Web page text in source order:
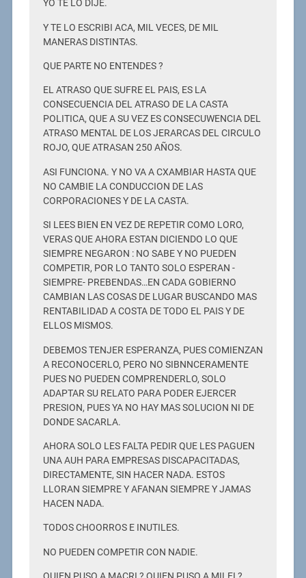
YO TE LO DIJE.
Y TE LO ESCRIBI ACA, MIL VECES, DE MIL
MANERAS DISTINTAS.
QUE PARTE NO ENTENDES ?
EL ATRASO QUE SUFRE EL PAIS, ES LA
CONSECUENCIA DEL ATRASO DE LA CASTA
POLITICA, QUE A SU VEZ ES CONSECUWENCIA DEL
ATRASO MENTAL DE LOS JERARCAS DEL CIRCULO
ROJO, QUE ATRASAN 250 AÑOS.
ASI FUNCIONA. Y NO VA A CXAMBIAR HASTA QUE
NO CAMBIE LA CONDUCCION DE LAS
CORPORACIONES Y DE LA CASTA.
SI LEES BIEN EN VEZ DE REPETIR COMO LORO,
VERAS QUE AHORA ESTAN DICIENDO LO QUE
SIEMPRE NEGARON : NO SABE Y NO PUEDEN
COMPETIR, POR LO TANTO SOLO ESPERAN -
SIEMPRE- PREBENDAS…EN CADA GOBIERNO
CAMBIAN LAS COSAS DE LUGAR BUSCANDO MAS
RENTABILIDAD A COSTA DE TODO EL PAIS Y DE
ELLOS MISMOS.
DEBEMOS TENJER ESPERANZA, PUES COMIENZAN
A RECONOCERLO, PERO NO SIBNNCERAMENTE
PUES NO PUEDEN COMPRENDERLO, SOLO
ADAPTAR SU RELATO PARA PODER EJERCER
PRESION, PUES YA NO HAY MAS SOLUCION NI DE
DONDE SACARLA.
AHORA SOLO LES FALTA PEDIR QUE LES PAGUEN
UNA AUH PARA EMPRESAS DISCAPACITADAS,
DIRECTAMENTE, SIN HACER NADA. ESTOS
LLORAN SIEMPRE Y AFANAN SIEMPRE Y JAMAS
HACEN NADA.
TODOS CHOORROS E INUTILES.
NO PUEDEN COMPETIR CON NADIE.